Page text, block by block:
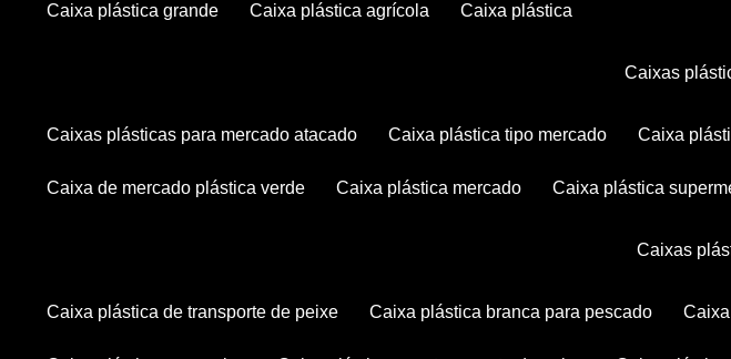
caixa plástica grande caixa plástica agrícola caixa plástica
caixas
caixas plásticas para mercado atacado caixa plástica tipo mercado caixa
caixa de mercado plástica verde caixa plástica mercado caixa plástica
caixas
caixa plástica de transporte de peixe caixa plástica branca para pescado